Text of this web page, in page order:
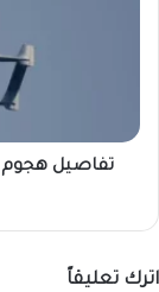
عن
خسائرتفاصيل هجوم
اترك تعليقاً